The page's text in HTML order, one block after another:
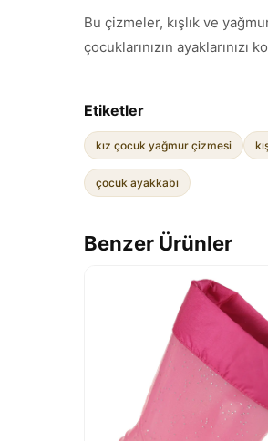
Bu çizmeler, kışlık ve
çocuklarınızın
Etiketler
kız çocuk yağmur çizmesi
çocuk ayakkabı
Benzer Ürünler